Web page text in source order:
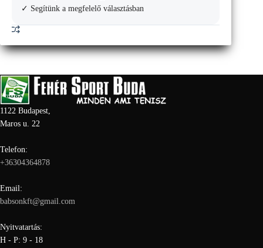
✓ Segítünk a megfelelő választásban
1122 Budapest,
Maros u. 22
Telefon:
+36304364878
Email:
babsonkft@gmail.com
Nyitvatartás:
H - P: 9 - 18